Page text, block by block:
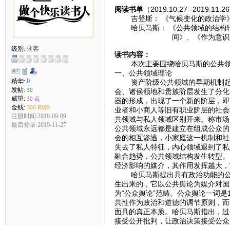
级别: 侠客
精华: 0
发帖: 30
威望: 30 点
金钱: 300 RMB
注册时间:2018-09-09
最后登录:2019-11-27
阅读书单（2019.10.27--
吉登斯： 《气候变化的政治学
哈贝马斯： 《公共领域的结构转
间》、《作为意识形态的技
读书内容：
本次主要围绕哈贝马斯的公共领
一、公共领域理论
资产阶级公共领域的早期机制起
会、诸侯领地和贵族阶层发生了分
器的形成，出现了一个新的阶层，
业者和小商人等旧有职业阶层的社
共领域与私人领域区别开来。称市
公共领域永远都是建立在组成公众
会的相互渗透，小家庭这一机制和
失去了私人特征，内心领域退到了
融合趋势，公共领域结构发生转型
经济影响的媒介，其作用发挥越大
哈贝马斯提出具有政治功能的公
生出来的，它以公共舆论为媒介对
为“公众舆论”范畴。公众舆论一词
共性作为政治和道德的调节原则，
面具的真正本质。哈贝马斯指出，
接受公开批判，让政治决策接受公